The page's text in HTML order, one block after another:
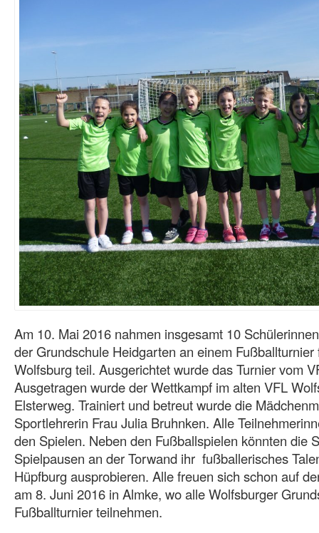
Am 10. Mai 2016 nahmen insgesamt 10
der Grundschule Heidgarten an einem
Wolfsburg teil. Ausgerichtet wurde das Turnier vom
Ausgetragen wurde der Wettkampf im alten VFL
Elsterweg. Trainiert und betreut wurde die
Sportlehrerin Frau Julia Bruhnken. Alle
den Spielen. Neben den Fußballspielen könnten die
Spielpausen an der Torwand ihr fußballerisches
Hüpfburg ausprobieren. Alle freuen sich schon auf
am 8. Juni 2016 in Almke, wo alle Wolfsburger
Fußballturnier teilnehmen.